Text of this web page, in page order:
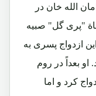
الله خان در
1288ش با مسماة "پری گل" صبیه
ازدواج پسری به
او بعداً در روم
کرد و اما